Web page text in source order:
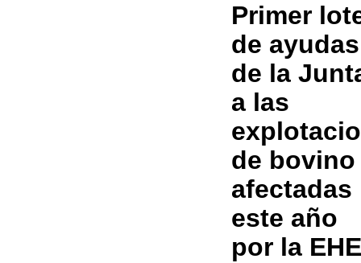
Primer
de ayudas
de la
a las
de bovino
afectadas
este año
por la EHE